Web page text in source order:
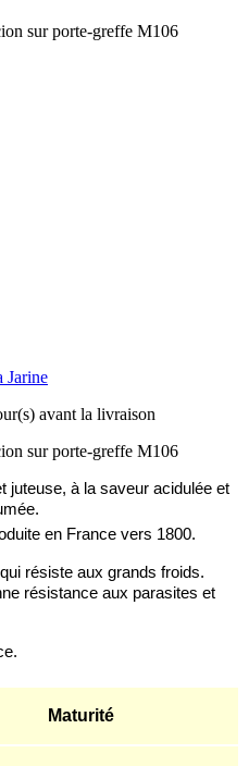
Jarine
avant la livraison
juteuse, à la saveur acidulée et
en France vers 1800.
qui résiste aux grands froids.
résistance aux parasites et
Maturité